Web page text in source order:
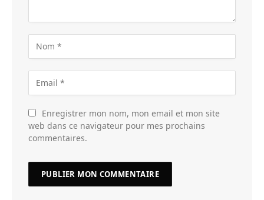
Enregistrer mon nom, mon email et mon site
web dans ce navigateur pour mes prochains
commentaires.